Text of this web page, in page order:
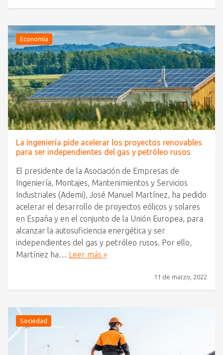
Economía
La ingeniería pide acelerar los proyectos renovables
para ser independientes del gas y petróleo rusos
El presidente de la Asociación de Empresas de
Ingeniería, Montajes, Mantenimientos y Servicios
Industriales (Ademi), José Manuel Martínez, ha pedido
acelerar el desarrollo de proyectos eólicos y solares
en España y en el conjunto de la Unión Europea, para
alcanzar la autosuficiencia energética y ser
independientes del gas y petróleo rusos. Por ello,
Martínez ha… Leer más »
11 de marzo, 2022
Sociedad